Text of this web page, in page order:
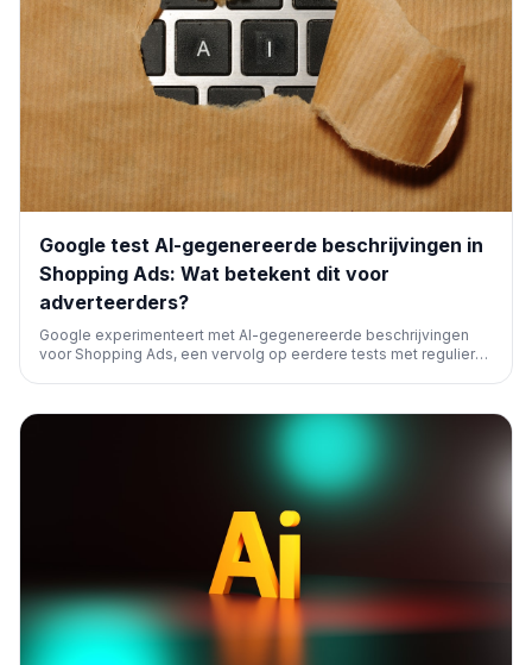
Google test AI-gegenereerde beschrijvingen in
Shopping Ads: Wat betekent dit voor
adverteerders?
Google experimenteert met AI-gegenereerde beschrijvingen
voor Shopping Ads, een vervolg op eerdere tests met reguliere
betere beslissingen te nemen.